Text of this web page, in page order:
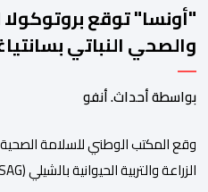
"أونسا" توقع
والصحي النباتي
وتربية المواشي
بواسطة أحداث. أنفو
وقع المكتب الوطني للسلامة الصحية